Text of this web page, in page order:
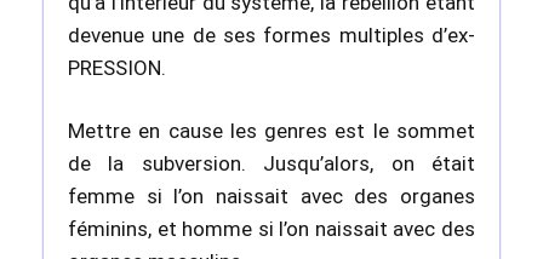
devenue une de ses formes multiples d’ex-
PRESSION.
Mettre en cause les genres est le sommet
de la subversion. Jusqu’alors, on était
femme si l’on naissait avec des organes
féminins, et homme si l’on naissait avec des